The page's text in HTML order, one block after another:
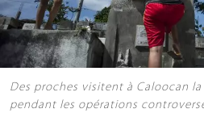
Des proches visitent à Caloocan
pendant les opérations